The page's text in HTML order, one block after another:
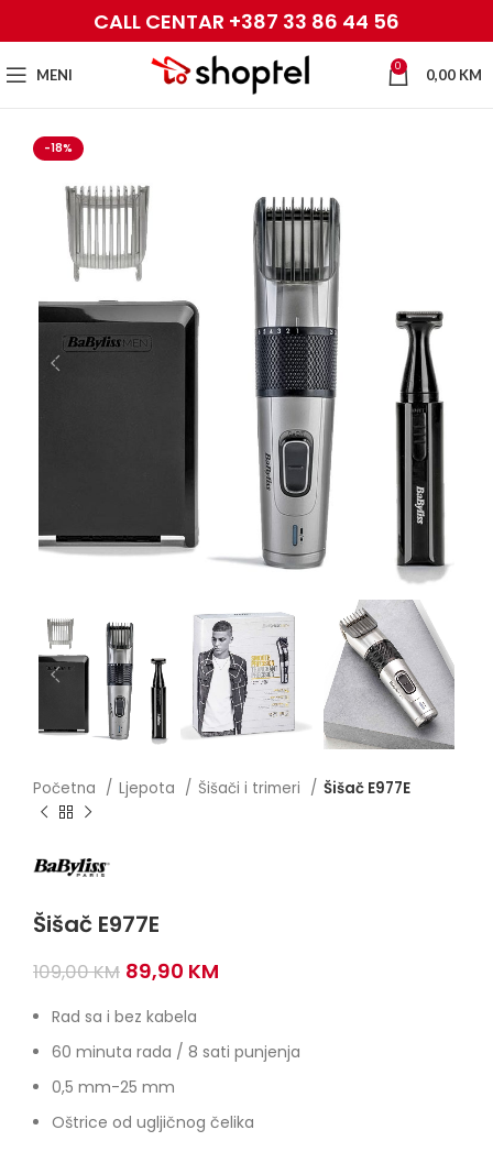
CALL CENTAR +387 33 86 44 56
MENI 0 0,00 KM
-18%
Početna Ljepota Šišači i trimeri Šišač E977E
Šišač E977E
109,00KM Original
was:
109,00 KM.
89,90 KM
89,90 KM.
Rad sa i bez kabela
60 minuta rada / 8 sati punjenja
0,5 mm-25 mm
Oštrice od ugljičnog čelika